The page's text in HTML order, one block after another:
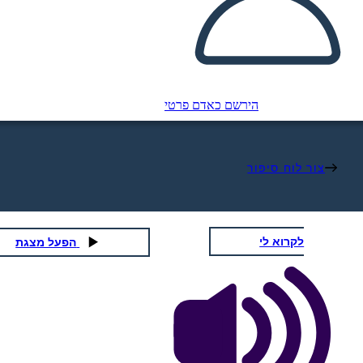
הירשם כאדם פרטי
צור לוח סיפור
לקרוא לי